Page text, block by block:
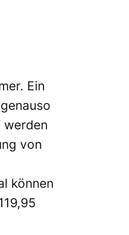
Ein
werden
von
können